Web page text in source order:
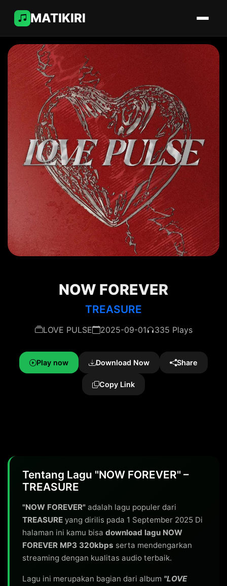
MATIKIRI
NOW FOREVER
TREASURE
LOVE PULSE 2025-09-01 335 Plays
Play now Download Now Share
Copy Link
Tentang Lagu "NOW FOREVER" –
TREASURE
"NOW FOREVER" adalah lagu populer dari
TREASURE yang dirilis pada 1 September 2025 Di
halaman ini kamu bisa download lagu NOW
FOREVER MP3 320kbps serta mendengarkan
streaming dengan kualitas audio terbaik.
Lagu ini merupakan bagian dari album "LOVE